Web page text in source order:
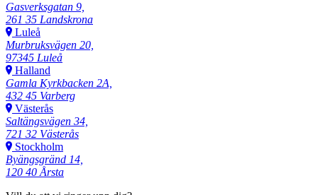
Gasverksgatan 9,
261 35 Landskrona
Luleå
Murbruksvägen 20,
97345 Luleå
Halland
Gamla Kyrkbacken 2A,
432 45 Varberg
Västerås
Saltängsvägen 34,
721 32 Västerås
Stockholm
Byängsgränd 14,
120 40 Årsta